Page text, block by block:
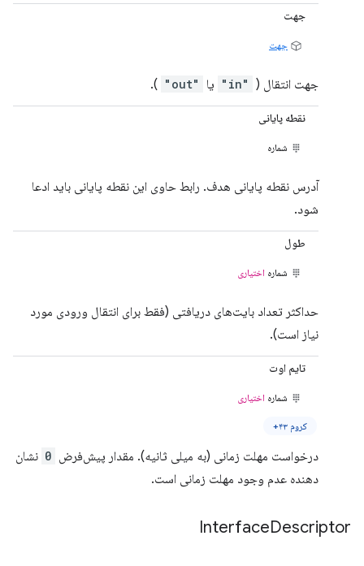
جهت
جهت
جهت انتقال ( "in" یا "out"
).
نقطه پایانی
شماره
آدرس نقطه پایانی هدف. رابط حاوی این نقطه پایانی باید ادعا
شود.
طول
شماره اختیاری
حداکثر تعداد بایت‌های دریافتی (فقط برای انتقال ورودی مورد
نیاز است).
تایم اوت
شماره اختیاری
کروم ۴۳+
درخواست مهلت زمانی (به میلی ثانیه). مقدار پیش‌فرض 0 نشان
دهنده عدم وجود مهلت زمانی است.
InterfaceDescriptor